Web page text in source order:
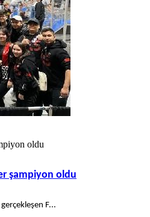
oldu
şampiyon oldu
F...